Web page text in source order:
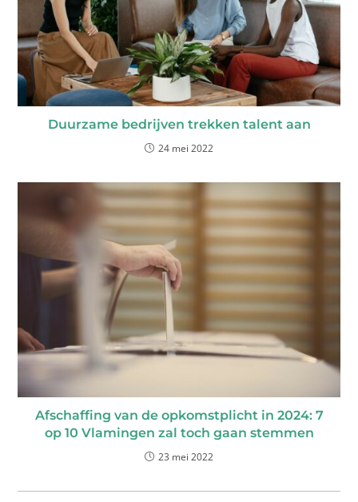
Duurzame bedrijven trekken talent aan
24 mei 2022
Afschaffing van de opkomstplicht in 2024: 7
op 10 Vlamingen zal toch gaan stemmen
23 mei 2022